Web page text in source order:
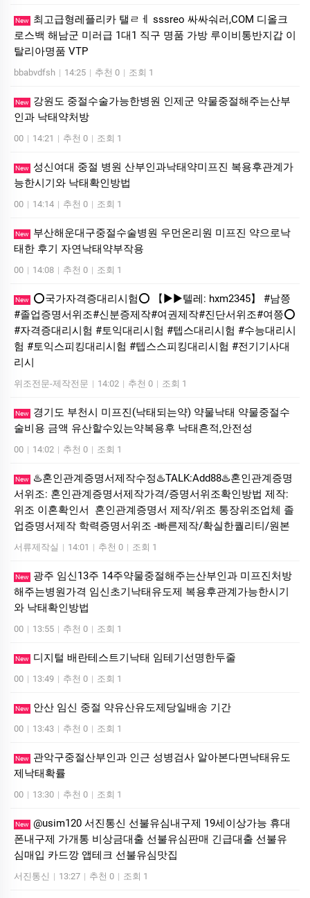
New
최고급형레플리카 탤ㄹㅔ sssreo 싸싸숴러,COM 디올크
로스백 해남군 미러급 1대1 직구 명품 가방 루이비통반지갑 이
탈리아명품 VTP
bbabvdfsh | 14:25 | 추천 0 | 조회 1
New
강원도 중절수술가능한병원 인제군 약물중절해주는산부
인과 낙­태약처방
00 | 14:21 | 추천 0 | 조회 1
New
성신여대 중절 병원 산부인과낙태약미프진 복용후관계가
능한시기와 낙태확인방법
00 | 14:14 | 추천 0 | 조회 1
New
부산해운대구중절수술병원 우먼온리원 미프진 약으로낙
태한 후기 자연낙태약부작용
00 | 14:08 | 추천 0 | 조회 1
New
⭕️국가자격증대리시험⭕️ 【▶▶텔레: hxm2345】 #남쯩
#졸업증명서위조#신분증제작#여권제작#진단서위조#여쯩⭕️
#자격증대리시험 #토익대리시험 #텝스대리시험 #수능대리시
험 #토익스피킹대리시험 #텝스스피킹대리시험 #전기기사대
리시
위조전문-제작전문 | 14:02 | 추천 0 | 조회 1
New
경기도 부천시 미프진(낙태되는약) 약물낙태 약물중절수
술비용 금액 유산할수있는약복용후 낙태흔적,안전성
00 | 14:02 | 추천 0 | 조회 1
New
♨️혼인관계증명서제작수정♨️TALK:Add88♨️혼인관계증명
서위조: 혼인관계증명서제작가격/증명서위조확인방법 제작:
위조 이혼확인서 혼인관계증명서 제작/위조 통장위조업체 졸
업증명서제작 학력증명서위조 -빠른제작/확실한퀄리티/원본
서류제작실 | 14:01 | 추천 0 | 조회 1
New
광주 임신13주 14주약물중절해주는산부인과 미프진처방
해주는병원가격 임신초기낙태유도제 복용후관계가능한시기
와 낙태확인방법
00 | 13:55 | 추천 0 | 조회 1
New 디지털 배란테스트기낙태 임테기선명한두줄
00 | 13:49 | 추천 0 | 조회 1
New 안산 임신 중절 약유산유도제당일배송 기간
00 | 13:43 | 추천 0 | 조회 1
New
관악구중절산부인과 인근 성병검사 알아본다면낙태유도
제낙태확률
00 | 13:30 | 추천 0 | 조회 1
New @usim120 서진통신 선불유심내구제 19세이상가능 휴대
폰내구제 가개통 비상금대출 선불유심판매 긴급대출 선불유
심매입 카드깡 앱테크 선불유심맛집
서진통신 | 13:27 | 추천 0 | 조회 1